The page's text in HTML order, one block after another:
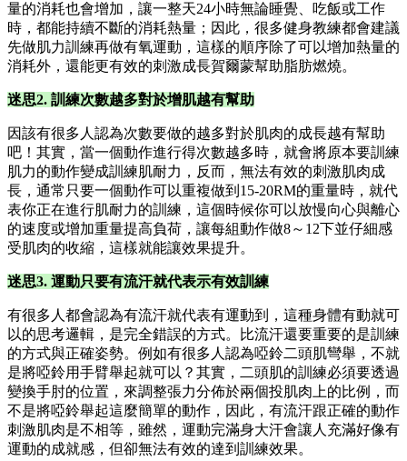
量的消耗也會增加，讓一整天24小時無論睡覺、吃飯或工作
時，都能持續不斷的消耗熱量；因此，很多健身教練都會建議
先做肌力訓練再做有氧運動，這樣的順序除了可以增加熱量的
消耗外，還能更有效的刺激成長賀爾蒙幫助脂肪燃燒。
迷思2. 訓練次數越多對於增肌越有幫助
因該有很多人認為次數要做的越多對於肌肉的成長越有幫助
吧！其實，當一個動作進行得次數越多時，就會將原本要訓練
肌力的動作變成訓練肌耐力，反而，無法有效的刺激肌肉成
長，通常只要一個動作可以重複做到15-20RM的重量時，就代
表你正在進行肌耐力的訓練，這個時候你可以放慢向心與離心
的速度或增加重量提高負荷，讓每組動作做8～12下並仔細感
受肌肉的收縮，這樣就能讓效果提升。
迷思3. 運動只要有流汗就代表示有效訓練
有很多人都會認為有流汗就代表有運動到，這種身體有動就可
以的思考邏輯，是完全錯誤的方式。比流汗還要重要的是訓練
的方式與正確姿勢。例如有很多人認為啞鈴二頭肌彎舉，不就
是將啞鈴用手臂舉起就可以？其實，二頭肌的訓練必須要透過
變換手肘的位置，來調整張力分佈於兩個投肌肉上的比例，而
不是將啞鈴舉起這麼簡單的動作，因此，有流汗跟正確的動作
刺激肌肉是不相等，雖然，運動完滿身大汗會讓人充滿好像有
運動的成就感，但卻無法有效的達到訓練效果。